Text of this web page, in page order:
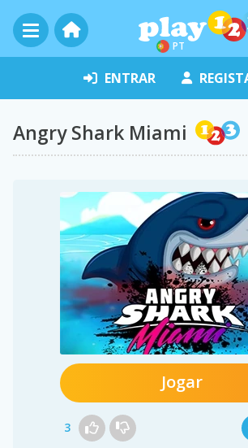
PT
ENTRAR
Angry Shark Miami
Jogar
3